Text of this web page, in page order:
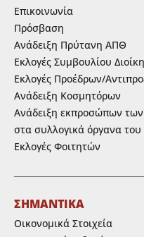
Επικοινωνία
Πρόσβαση
Ανάδειξη Πρύτανη ΑΠΘ
Εκλογές Συμβουλίου
Εκλογές Προέδρων/
Ανάδειξη Κοσμητόρων
Ανάδειξη εκπροσώπων
στα συλλογικά όργανα
Εκλογές Φοιτητών
ΣΗΜΑΝΤΙΚΑ
Οικονομικά Στοιχεία